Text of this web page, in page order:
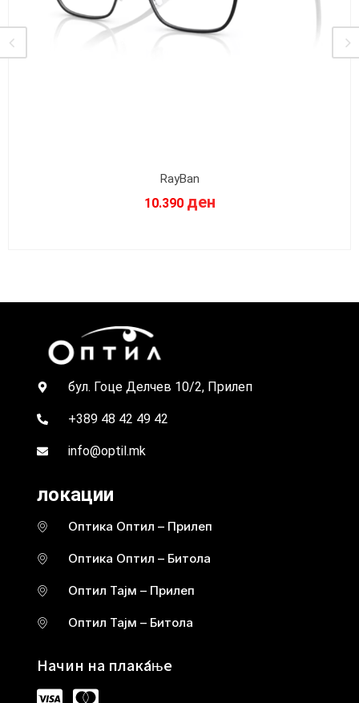
RayBan
10.390 ден
бул. Гоце Делчев 10/2, Прилеп
+389 48 42 49 42
info@optil.mk
локации
Оптика Оптил – Прилеп
Оптика Оптил – Битола
Оптил Тајм – Прилеп
Оптил Тајм – Битола
Начин на плаќање